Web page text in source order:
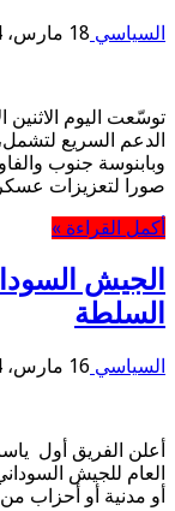
السياسي 18 مارس، 2024
توسّعت اليوم الاثنين
الدعم السريع
وبابنوسة جنوب
صورا لتعزيزات
أكمل القراءة »
الجيش
السلطة
السياسي 16 مارس، 2024
أعلن الفريق أول
العام للجيش
أو مدنية أو أحزاب